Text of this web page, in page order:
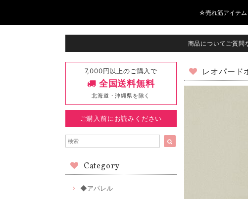
☆売れ筋アイテ
商品についてご質問
7,000円以上のご購入で
全国送料無料
北海道・沖縄県を除く
ご購入前にお読みください
Category
◆アパレル
レオパード